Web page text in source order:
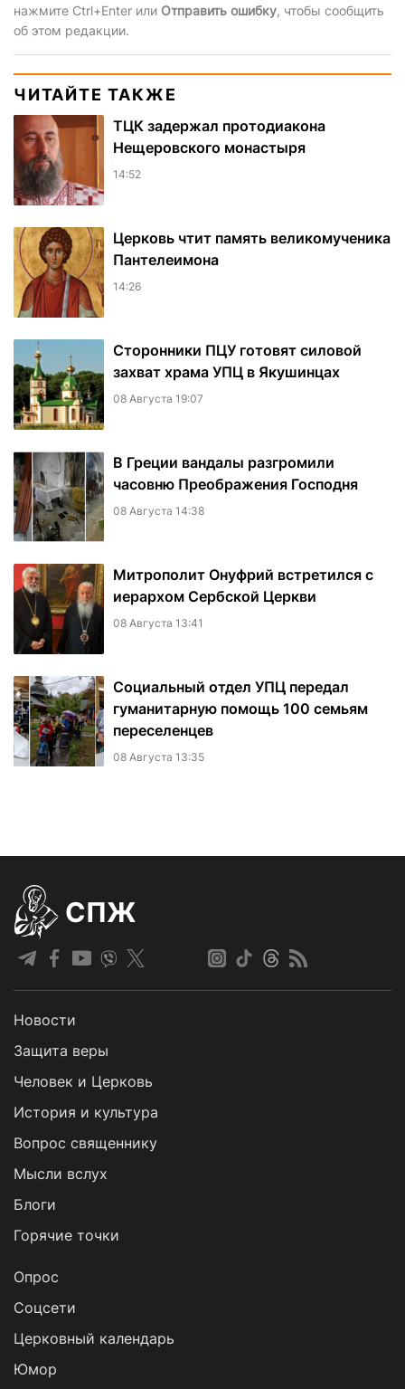
нажмите Ctrl+Enter или Отправить ошибку, чтобы сообщить
об этом редакции.
ЧИТАЙТЕ ТАКЖЕ
ТЦК задержал протодиакона
Нещеровского монастыря
14:52
Церковь чтит память великомученика
Пантелеимона
14:26
Сторонники ПЦУ готовят силовой
захват храма УПЦ в Якушинцах
08 Августа 19:07
В Греции вандалы разгромили
часовню Преображения Господня
08 Августа 14:38
Митрополит Онуфрий встретился с
иерархом Сербской Церкви
08 Августа 13:41
Социальный отдел УПЦ передал
гуманитарную помощь 100 семьям
переселенцев
08 Августа 13:35
СПЖ
Новости
Защита веры
Человек и Церковь
История и культура
Вопрос священнику
Мысли вслух
Блоги
Горячие точки
Опрос
Cоцсети
Церковный календарь
Юмор